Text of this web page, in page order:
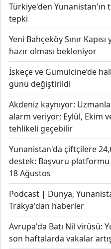
Türkiye'den Yunanistan'ın
tepki
Yeni Bahçeköy Sınır
hazır olması bekleniyor
İskeçe ve Gümülcine’de
günü değiştirildi
Akdeniz kaynıyor:
alarm veriyor; Eylül, Ekim
tehlikeli geçebilir
Yunanistan'da çiftçilere
destek: Başvuru platformu
18 Ağustos
Podcast | Dünya,
Trakya'dan haberler
Avrupa'da Batı Nil virüsü:
son haftalarda vakalar